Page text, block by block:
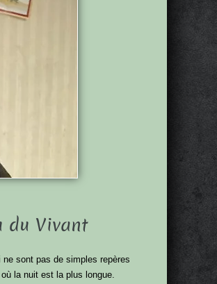
du Vivant
sont pas de simples repères
la nuit est la plus longue.